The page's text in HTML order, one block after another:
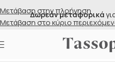
Μετάβαση στην πλοήγηση
Μετάβαση στο κύριο
Δωρεάν μεταφορικά
Αρχική σελίδα Κατάστημα/